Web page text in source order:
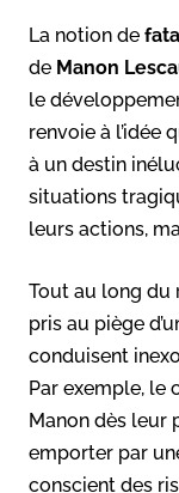
La notion de
de Manon
le
renvoie à l’idée
à un destin
situations
leurs actions,
Tout au long du
pris au piège
conduisent
Par exemple, le
Manon dès leur
emporter par
conscient des